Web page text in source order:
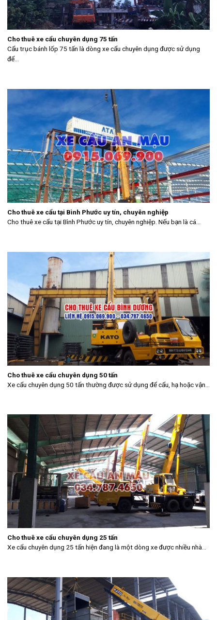
Cho thuê xe cẩu chuyên dụng 75 tấn
Cẩu trục bánh lốp 75 tấn là dòng xe cẩu chuyên dụng được sử dụng
để...
Cho thuê xe cẩu tại Bình Phước uy tín, chuyên nghiệp
Cho thuê xe cẩu tại Bình Phước uy tín, chuyên nghiệp. Nếu bạn là cá...
Cho thuê xe cẩu chuyên dụng 50 tấn
Xe cẩu chuyên dụng 50 tấn thường được sử dụng để cẩu, hạ hoặc vận...
Cho thuê xe cẩu chuyên dụng 25 tấn
Xe cẩu chuyên dụng 25 tấn hiện đang là một dòng xe được nhiều nhà...